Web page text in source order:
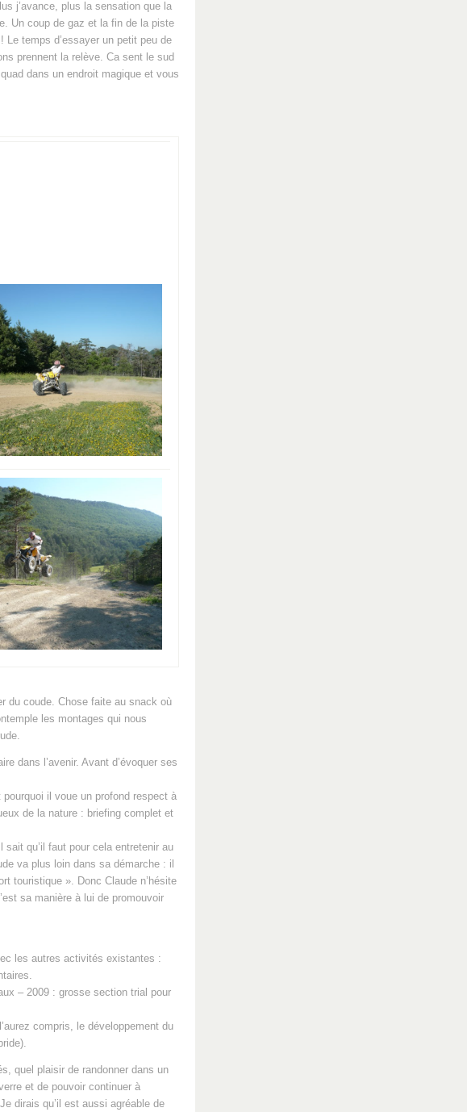
j’avance, plus la sensation que la
Un coup de gaz et la fin de la piste
temps d’essayer un petit peu de
prennent la relève. Ca sent le sud
dans un endroit magique et vous
du coude. Chose faite au snack où
les montages qui nous
dans l’avenir. Avant d’évoquer ses
il voue un profond respect à
de la nature : briefing complet et
qu’il faut pour cela entretenir au
va plus loin dans sa démarche : il
touristique ». Donc Claude n’hésite
sa manière à lui de promouvoir
les autres activités existantes :
– 2009 : grosse section trial pour
compris, le développement du
quel plaisir de randonner dans un
et de pouvoir continuer à
dirais qu’il est aussi agréable de